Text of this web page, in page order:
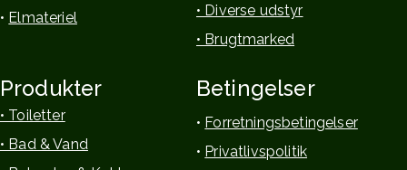
• Elmateriel
• Diverse udstyr
• Brugtmarked
Produkter
• Toiletter
• Bad & Vand
Betingelser
• Forretningsbetingelser
• Privatlivspolitik